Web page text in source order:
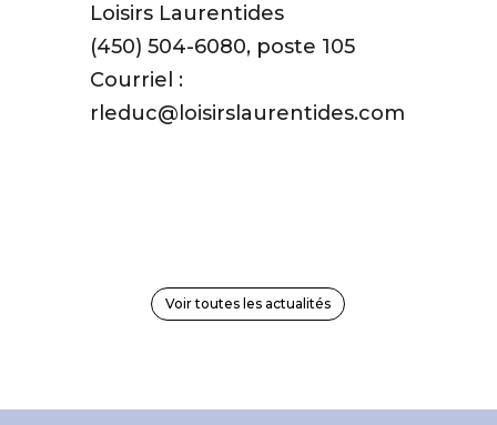
Loisirs Laurentides
(450) 504-6080, poste 105
Courriel :
rleduc@loisirslaurentides.com
Voir toutes les actualités